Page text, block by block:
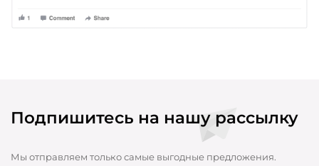
Подпишитесь на нашу рассылку
Мы отправляем только самые выгодные предложения.